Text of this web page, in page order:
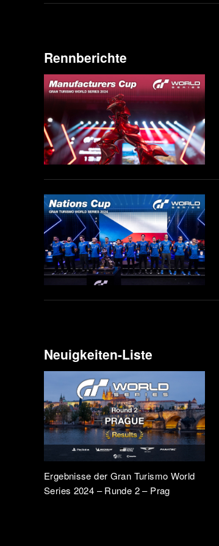
Rennberichte
Neuigkeiten-Liste
Ergebnisse der Gran Turismo World
Series 2024 – Runde 2 – Prag